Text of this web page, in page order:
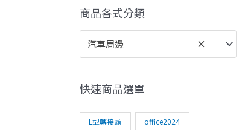
商品各式分類
×
汽車周邊
快速商品選單
L型轉接頭 office2024